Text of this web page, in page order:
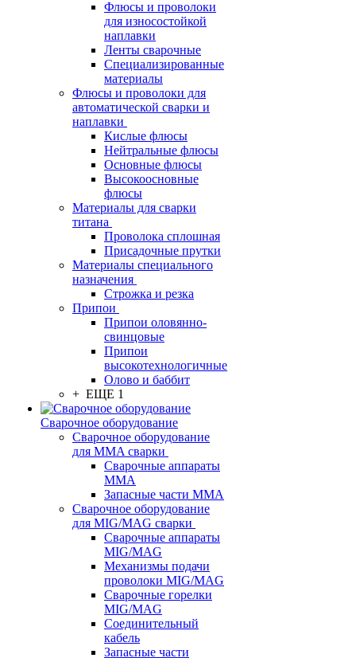
Флюсы и проволоки
для износостойкой
наплавки
Ленты сварочные
Специализированные
материалы
Флюсы и проволоки для
автоматической сварки и
наплавки
Кислые флюсы
Нейтральные флюсы
Основные флюсы
Высокоосновные
флюсы
Материалы для сварки
титана
Проволока сплошная
Присадочные прутки
Материалы специального
назначения
Строжка и резка
Припои
Припои оловянно-
свинцовые
Припои
высокотехнологичные
Олово и баббит
+ ЕЩЕ 1
Сварочное оборудование
Сварочное оборудование
для MMA сварки
Сварочные аппараты
MMA
Запасные части MMA
Сварочное оборудование
для MIG/MAG сварки
Сварочные аппараты
MIG/MAG
Механизмы подачи
проволоки MIG/MAG
Сварочные горелки
MIG/MAG
Соединительный
кабель
Запасные части